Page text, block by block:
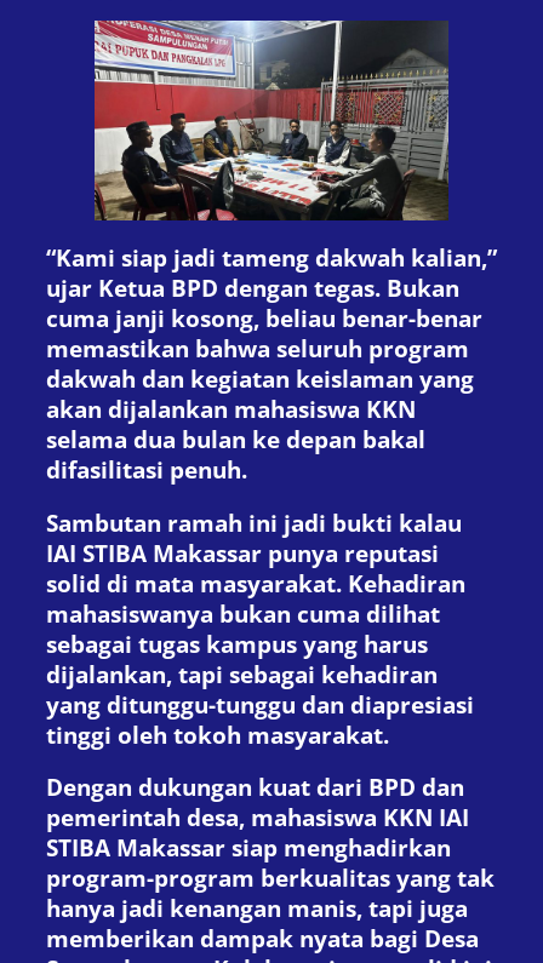
“Kami siap jadi tameng dakwah kalian,”
ujar Ketua BPD dengan tegas. Bukan
cuma janji kosong, beliau benar-benar
memastikan bahwa seluruh program
dakwah dan kegiatan keislaman yang
akan dijalankan mahasiswa KKN
selama dua bulan ke depan bakal
difasilitasi penuh.
Sambutan ramah ini jadi bukti kalau
IAI STIBA Makassar punya reputasi
solid di mata masyarakat. Kehadiran
mahasiswanya bukan cuma dilihat
sebagai tugas kampus yang harus
dijalankan, tapi sebagai kehadiran
yang ditunggu-tunggu dan diapresiasi
tinggi oleh tokoh masyarakat.
Dengan dukungan kuat dari BPD dan
pemerintah desa, mahasiswa KKN IAI
STIBA Makassar siap menghadirkan
program-program berkualitas yang tak
hanya jadi kenangan manis, tapi juga
memberikan dampak nyata bagi Desa